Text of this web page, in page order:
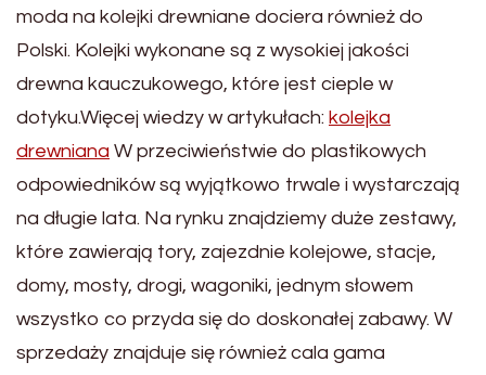
moda na kolejki drewniane dociera również do
Polski. Kolejki wykonane są z wysokiej jakości
drewna kauczukowego, które jest cieple w
dotyku.Więcej wiedzy w artykułach: kolejka
drewniana W przeciwieństwie do plastikowych
odpowiedników są wyjątkowo trwale i wystarczają
na długie lata. Na rynku znajdziemy duże zestawy,
które zawierają tory, zajezdnie kolejowe, stacje,
domy, mosty, drogi, wagoniki, jednym słowem
wszystko co przyda się do doskonałej zabawy. W
sprzedaży znajduje się również cala gama